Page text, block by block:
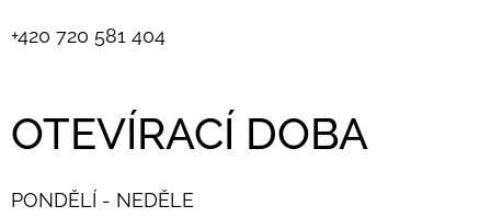
+420 720 581 404
OTEVÍRACÍ DOBA
PONDĚLÍ - NEDĚLE